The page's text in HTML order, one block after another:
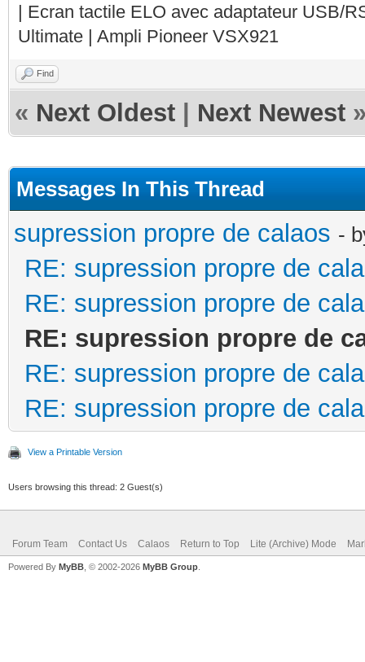
| Ecran tactile ELO avec adaptateur USB/
Ultimate | Ampli Pioneer VSX921
Find
« Next Oldest Next Newest
Messages In This Thread
supression propre de calaos -
RE: supression propre de
RE: supression propre de
RE: supression propre de
RE: supression propre de
RE: supression propre de
View a Printable Version
Users browsing this thread: 2 Guest(s)
Forum Team Contact Us Calaos Return to Top Lite (Archive) Mode
Powered By MyBB , © 2002-2026 MyBB Group